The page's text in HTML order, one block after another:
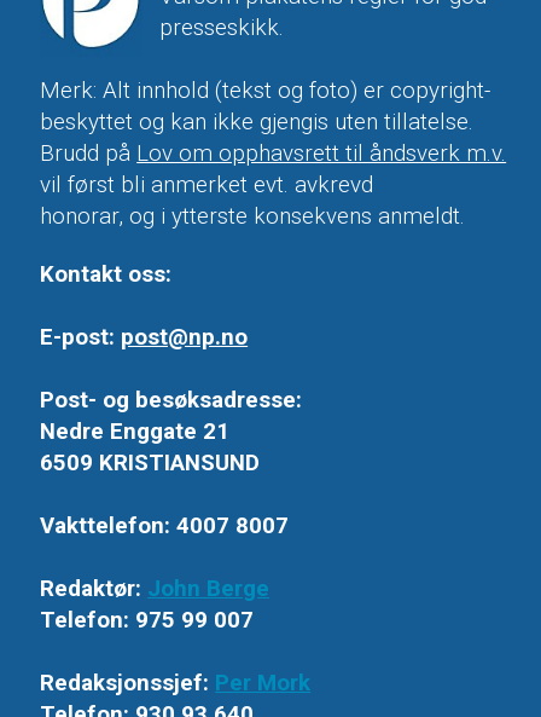
presseskikk.
Merk: Alt innhold (tekst og foto) er copyright-
beskyttet og kan ikke gjengis uten tillatelse.
Brudd på Lov om opphavsrett til åndsverk m.v.
vil først bli anmerket evt. avkrevd
honorar, og i ytterste konsekvens anmeldt.
Kontakt oss:
E-post: post@np.no
Post- og besøksadresse:
Nedre Enggate 21
6509 KRISTIANSUND
Vakttelefon: 4007 8007
Redaktør: John Berge
Telefon: 975 99 007
Redaksjonssjef: Per Mork